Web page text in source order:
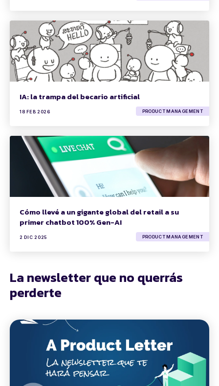
IA: la trampa del becario artificial
18 FEB 2026 PRODUCT MANAGEMENT
Cómo llevé a un gigante global del retail a su
primer chatbot 100% Gen-AI
2 DIC 2025 PRODUCT MANAGEMENT
La newsletter que no querrás
perderte